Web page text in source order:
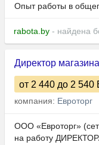
Опыт работы в
rabota.by - найдена
Директор магазина
от 2 440 до 2 540
компания: Евроторг
ООО «Евроторг»
на работу